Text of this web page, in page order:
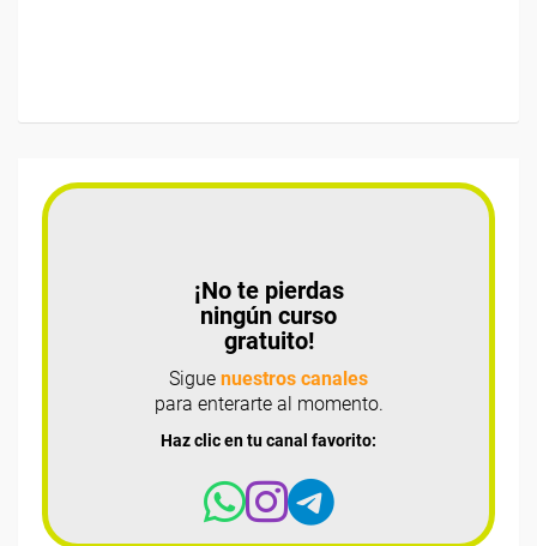
¡No te pierdas
ningún curso
gratuito!
Sigue nuestros canales
para enterarte al momento.
Haz clic en tu canal favorito: